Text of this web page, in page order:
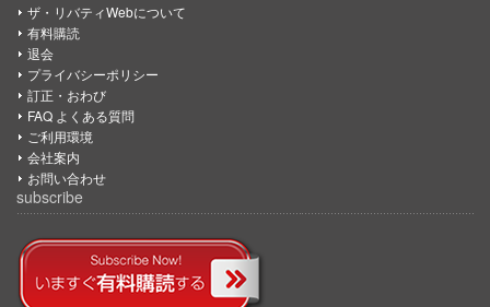
ザ・リバティWebについて
有料購読
退会
プライバシーポリシー
訂正・おわび
FAQ よくある質問
ご利用環境
会社案内
お問い合わせ
subscribe